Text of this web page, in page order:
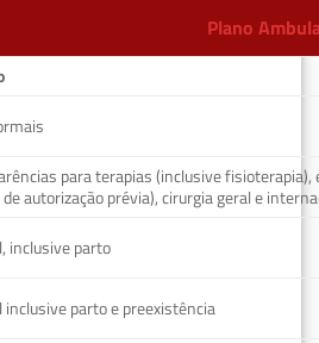
Plano
para terapias (inclusive fisioterapia),
autorização prévia), cirurgia geral e
inclusive parto
inclusive parto e preexistência